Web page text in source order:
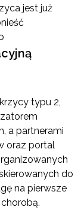
jest już
typu 2,
a partnerami
oraz portal
do
na pierwsze